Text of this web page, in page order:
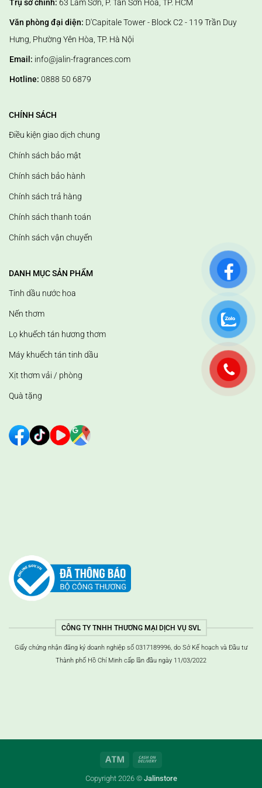
- Bước 2: Đảo đầu que sau 1 giờ đầu tiên để giúp que nhanh chóng
thấm đều tinh dầu.
- Bước 3: Nếu sau 1 thời gian, chúng ta cảm nhận mùi hương
đảo đầu que lại và lắc nhẹ bình tinh dầu để giúp chúng hoạt động
tốt hơn trong thời gian dài.
Trụ sở chính: 63 Lam Sơn, P. Tân Sơn Hòa, TP. HCM
Văn phòng đại diện: D'Capitale Tower - Block C2 - 119 Trần Duy
Hưng, Phường Yên Hòa, TP. Hà Nội
Email: info@jalin-fragrances.com
Hotline: 0888 50 6879
CHÍNH SÁCH
Điều kiện giao dịch chung
Chính sách bảo mật
Chính sách bảo hành
Chính sách trả hàng
Chính sách thanh toán
Chính sách vận chuyển
DANH MỤC SẢN PHẨM
Tinh dầu nước hoa
Nến thơm
Lọ khuếch tán hương thơm
Máy khuếch tán tinh dầu
Xịt thơm vải / phòng
Quà tặng
CÔNG TY TNHH THƯƠNG MẠI DỊCH VỤ SVL
Giấy chứng nhận đăng ký doanh nghiệp số 0317189996, do Sở Kế hoạch và Đầu tư
Thành phố Hồ Chí Minh cấp lần đầu ngày 11/03/2022
ATM
khi
Copyright 2026 © Jalinstore